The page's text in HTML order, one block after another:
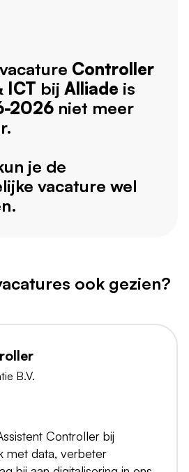
Controller
ICT bij Alliade is
2026 niet meer
je de
vacature wel
ook gezien?
B.V.
Controller bij
met data, verbeter